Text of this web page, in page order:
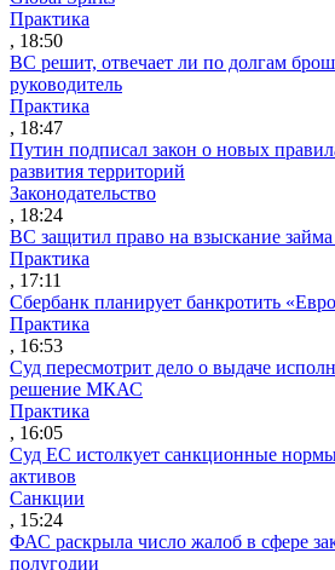
Практика
, 18:50
ВС решит, отвечает ли по долгам
руководитель
Практика
, 18:47
Путин подписал закон о новых
развития территорий
Законодательство
, 18:24
ВС защитил право на взыскание
Практика
, 17:11
Сбербанк планирует банкротить
Практика
, 16:53
Суд пересмотрит дело о выдаче
решение МКАС
Практика
, 16:05
Суд ЕС истолкует санкционные
активов
Санкции
, 15:24
ФАС раскрыла число жалоб в сфере
полугодии